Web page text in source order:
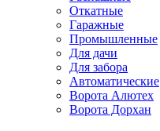
Откатные
Гаражные
Промышленные
Для дачи
Для забора
Автоматические
Ворота Алютех
Ворота Дорхан